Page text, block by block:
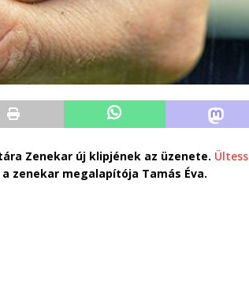
Zenekar új klipjének az üzenete. Ültess
zenekar megalapítója Tamás Éva.